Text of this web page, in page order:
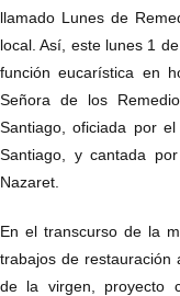
llamado Lunes de
local. Así, este lunes 1
función eucarística en
Señora de los
Santiago, oficiada por
Santiago, y cantada
Nazaret.
En el transcurso de la
trabajos de restauración
de la virgen, proyecto